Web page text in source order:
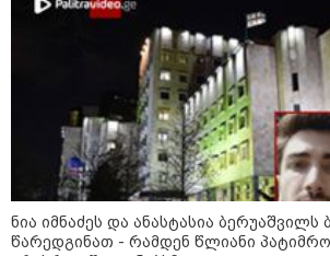
რამ გამოიწვია
ელექტროენერგეტიკული
გათიშვა - რას ამბობს
23:14 / 06-08-2026
სამოქალაქო
წარმომადგენლები
რუსეთ-
ნია იმნაძეს და ანასტასია
წარედგინათ - რამდენ წლიანი